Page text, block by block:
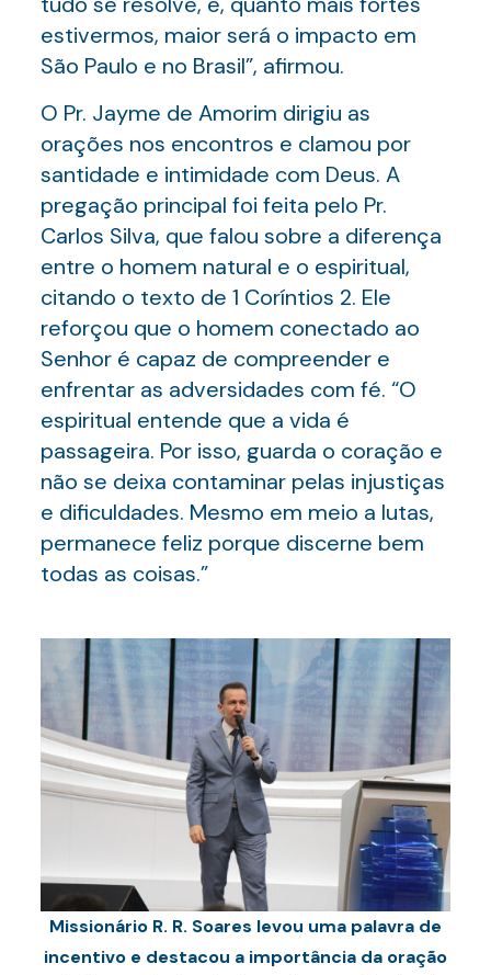
estivermos, maior será o impacto em
São Paulo e no Brasil”, afirmou.
O Pr. Jayme de Amorim dirigiu as
orações nos encontros e clamou por
santidade e intimidade com Deus. A
pregação principal foi feita pelo Pr.
Carlos Silva, que falou sobre a diferença
entre o homem natural e o espiritual,
citando o texto de 1 Coríntios 2. Ele
reforçou que o homem conectado ao
Senhor é capaz de compreender e
enfrentar as adversidades com fé. “O
espiritual entende que a vida é
passageira. Por isso, guarda o coração e
não se deixa contaminar pelas injustiças
e dificuldades. Mesmo em meio a lutas,
permanece feliz porque discerne bem
todas as coisas.”
Missionário R. R. Soares levou uma palavra de
incentivo e destacou a importância da oração